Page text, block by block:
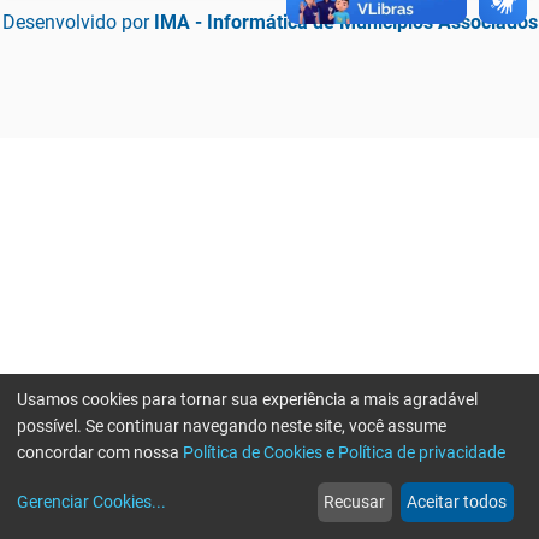
Desenvolvido por IMA - Informática de Municípios Associados
web
Notícias
more_horiz
Mais
Usamos cookies para tornar sua experiência a mais agradável
possível. Se continuar navegando neste site, você assume
concordar com nossa Política de Cookies e Política de privacidade
Gerenciar Cookies... Recusar Aceitar todos
Erro ao enviar informações, por favor tente novamente